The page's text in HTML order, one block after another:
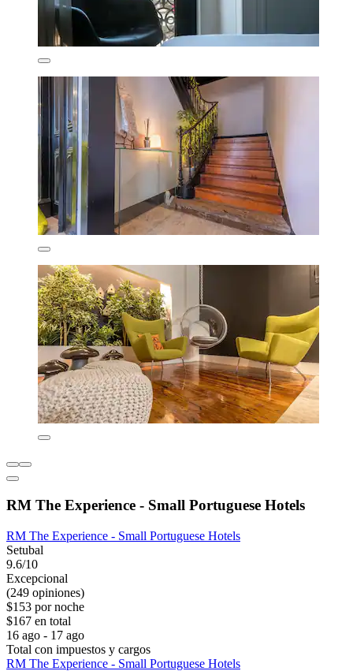
RM The Experience - Small Portuguese Hotels
RM The Experience - Small Portuguese Hotels
Setubal
9.6/10
Excepcional
(249 opiniones)
$153 por noche
$167 en total
16 ago - 17 ago
Total con impuestos y cargos
RM The Experience - Small Portuguese Hotels